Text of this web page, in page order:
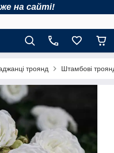
на сайті!
троянд Штамбові